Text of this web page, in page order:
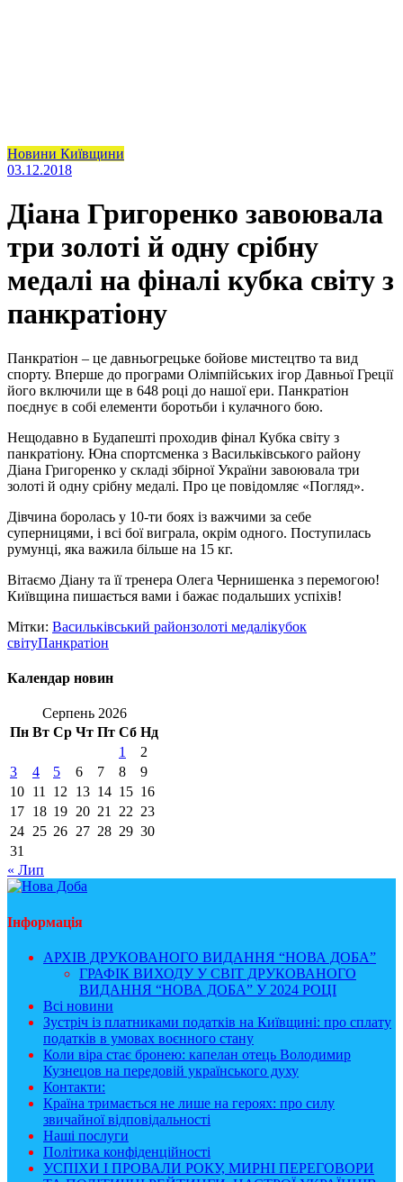
Новини Київщини
03.12.2018
‎Діана Григоренко завоювала
три золоті й одну срібну
медалі на фіналі кубка світу з
панкратіону
Панкратіон – це давньогрецьке бойове мистецтво та вид
спорту. Вперше до програми Олімпійських ігор Давньої Греції
його включили ще в 648 році до нашої ери. Панкратіон
поєднує в собі елементи боротьби і кулачного бою.
Нещодавно в Будапешті проходив фінал Кубка світу з
панкратіону. Юна спортсменка з Васильківського району
Діана Григоренко у складі збірної України завоювала три
золоті й одну срібну медалі. Про це повідомляє «Погляд».
Дівчина боролась у 10-ти боях із важчими за себе
суперницями, і всі бої виграла, окрім одного. Поступилась
румунці, яка важила більше на 15 кг.
Вітаємо Діану та її тренера Олега Чернишенка з перемогою!
Київщина пишається вами і бажає подальших успіхів!
Мітки: Васильківський районзолоті медалікубок
світуПанкратіон
Календар новин
Серпень 2026
Пн Вт Ср Чт Пт Сб Нд
1
2
3
4 5 6 7 8
9
10 11 12 13 14 15 16
17 18 19 20 21 22 23
24 25 26 27 28 29 30
31
« Лип
Інформація
АРХІВ ДРУКОВАНОГО ВИДАННЯ “НОВА ДОБА”
ГРАФІК ВИХОДУ У СВІТ ДРУКОВАНОГО
ВИДАННЯ “НОВА ДОБА” У 2024 РОЦІ
Всі новини
Зустріч із платниками податків на Київщині: про сплату
податків в умовах воєнного стану
Коли віра стає бронею: капелан отець Володимир
Кузнецов на передовій українського духу
Контакти:
Країна тримається не лише на героях: про силу
звичайної відповідальності
Наші послуги
Політика конфіденційності
УСПІХИ І ПРОВАЛИ РОКУ, МИРНІ ПЕРЕГОВОРИ